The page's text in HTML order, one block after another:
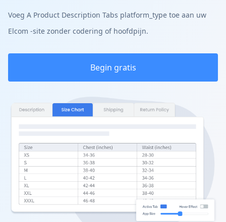
Voeg A Product Description Tabs platform_type toe aan uw
Elcom -site zonder codering of hoofdpijn.
Begin gratis